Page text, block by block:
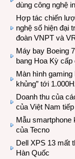
dùng công nghệ
Hợp tác chiến
nghệ số hiện đại
đoàn VNPT và
Máy bay Boeing
bang Hoa Kỳ
Màn hình
khủng” tới
Doanh thu của
của Việt Nam
Mẫu smartphone
của Tecno
Dell XPS 13 mất
Hàn Quốc